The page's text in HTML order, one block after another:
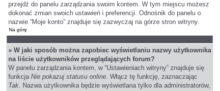
przejdź do panelu zarządzania swoim kontem. W tym miejscu możesz
dokonać zmian swoich ustawień i preferencji. Odnośnik do panelu o
nazwie “Moje konto” znajduje się zazwyczaj na górze stron witryny.
Na górę
» W jaki sposób można zapobiec wyświetlaniu nazwy użytkownika
na liście użytkowników przeglądających forum?
W panelu zarządzania kontem, w “Ustawieniach witryny” znajduje się
funkcjaNie pokazuj statusu online. Włącz tę funkcję, zaznaczając
Tak. Nazwa użytkownika będzie wyświetlana tylko dla administratorów,